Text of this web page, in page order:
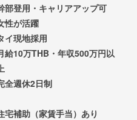
部登用・キャリアアップ可
性が活躍
イ現地採用
給10万THB・年収500万円以
全週休2日制
宅補助（家賃手当）あり